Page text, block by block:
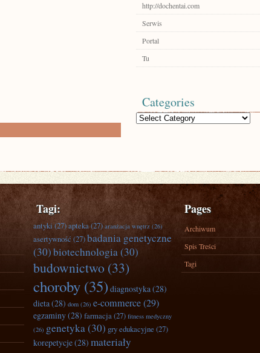
http://dochentai.com
Serwis
Portal
Tu
Categories
Categories
Tagi:
antyki(27)apteka(27) aranżacja wnętrz (26)
asertywność (27)badania genetyczne
(30)biotechnologia(30)
budownictwo (33)
choroby (35) diagnostyka(28)
dieta(28) dom (26) e-commerce(29)
egzaminy(28) farmacja(27) fitness medyczny
(26) genetyka(30) gry edukacyjne (27)
korepetycje(28) materiały
Pages
Archiwum
Spis Treści
Tagi